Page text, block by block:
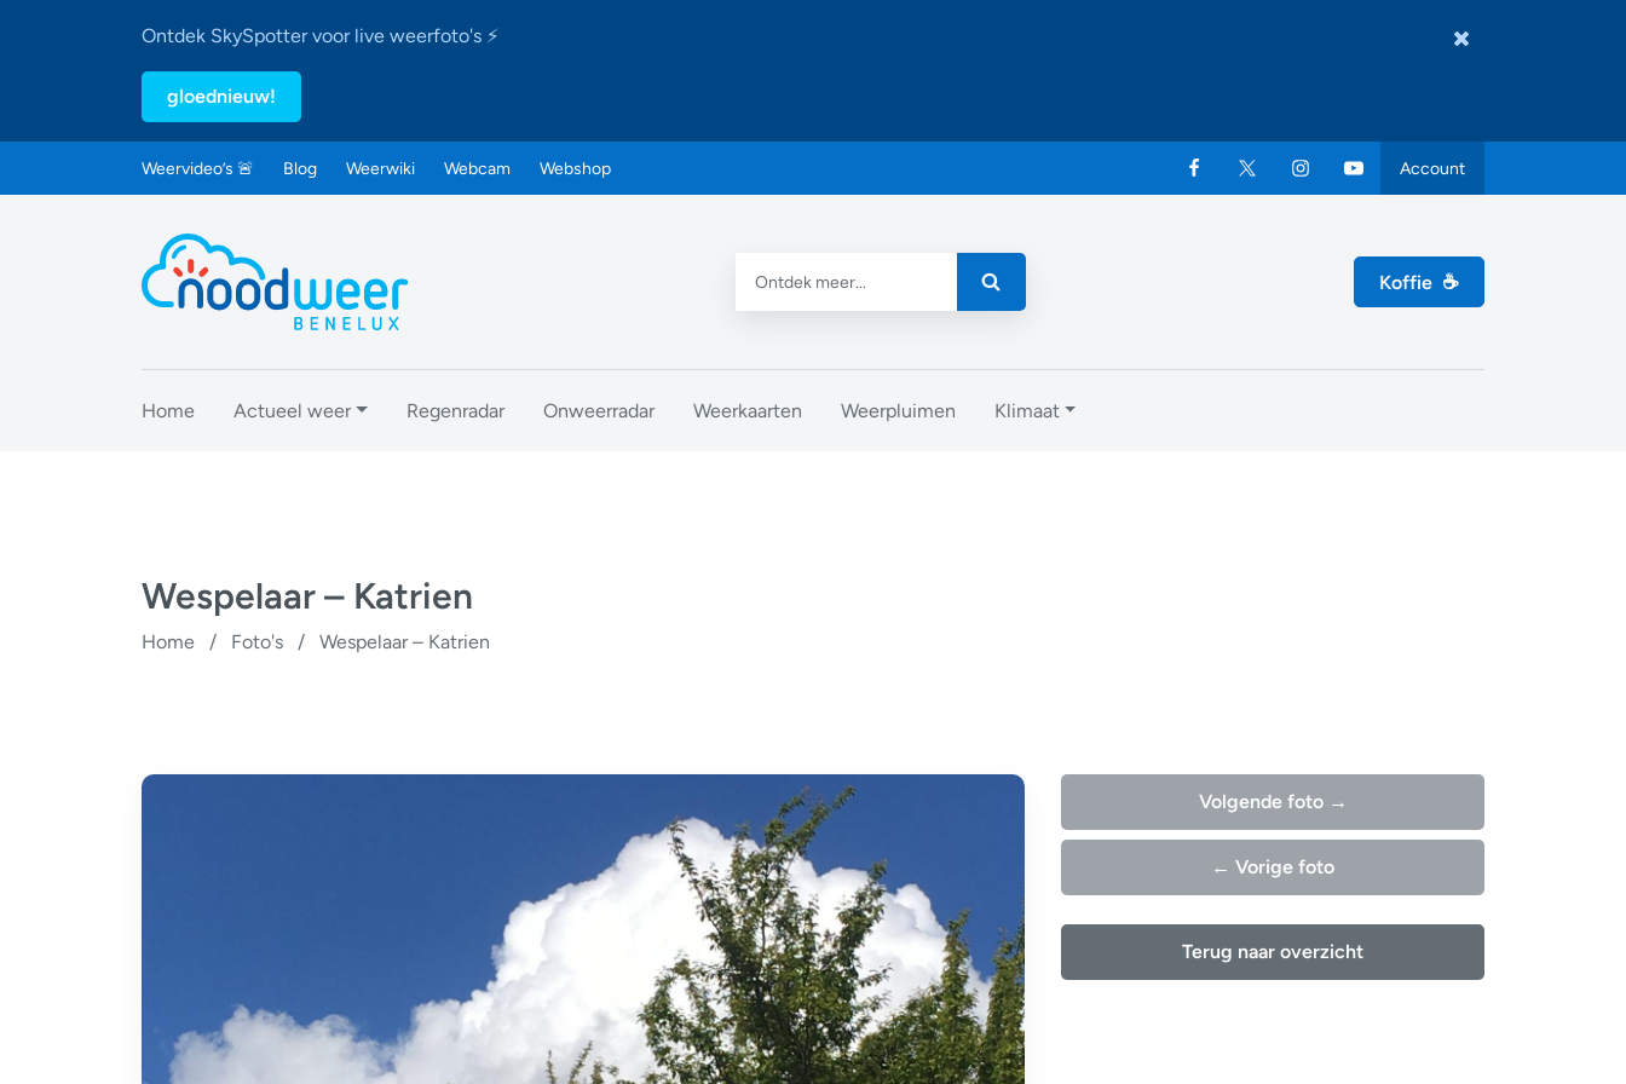
Ontdek SkySpotter voor live weerfoto's ⚡
gloednieuw!
Weervideo’s 🚨 Blog Weerwiki Webcam Webshop Account
Koffie ☕
Home Actueel weer Regenradar Onweerradar Weerkaarten Weerpluimen Klimaat
Wespelaar – Katrien
Home / Foto's / Wespelaar – Katrien
Volgende foto →
← Vorige foto
Terug naar overzicht